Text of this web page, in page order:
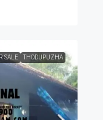
SALE THODUPUZHA